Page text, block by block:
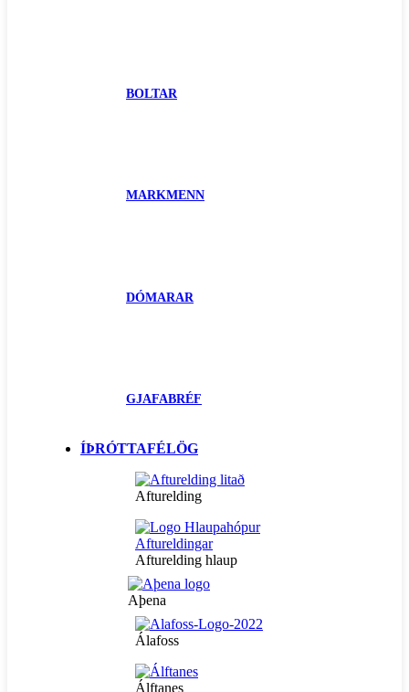
BOLTAR
MARKMENN
DÓMARAR
GJAFABRÉF
ÍÞRÓTTAFÉLÖG
Afturelding
Afturelding hlaup
Aþena
Álafoss
Álftanes